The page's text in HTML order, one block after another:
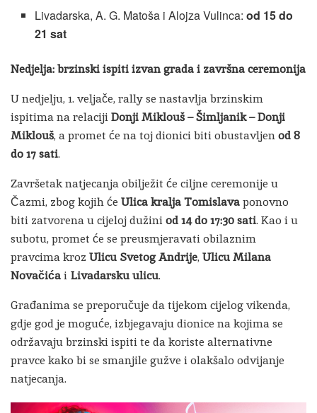
Livadarska, A. G. Matoša i Alojza Vulinca:od 15 do
21 sat
Nedjelja: brzinski ispiti izvan grada i završna ceremonija
U nedjelju, 1. veljače, rally se nastavlja brzinskim
ispitima na relacijiDonji Miklouš – Šimljanik – Donji
Miklouš, a promet će na toj dionici biti obustavljenod 8
do 17 sati.
Završetak natjecanja obilježit će ciljne ceremonije u
Čazmi, zbog kojih će Ulica kralja Tomislavaponovno
biti zatvorena u cijeloj dužiniod 14 do 17:30 sati. Kao i u
subotu, promet će se preusmjeravati obilaznim
pravcima kroz Ulicu Svetog Andrije, Ulicu Milana
Novačićai Livadarsku ulicu.
Građanima se preporučuje da tijekom cijelog vikenda,
gdje god je moguće, izbjegavaju dionice na kojima se
održavaju brzinski ispiti te da koriste alternativne
pravce kako bi se smanjile gužve i olakšalo odvijanje
natjecanja.